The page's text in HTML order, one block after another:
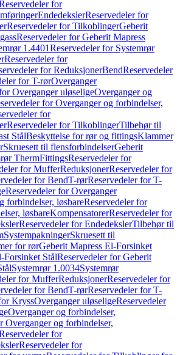
for
EndedekslerReservedeler for
Reservedeler for TilkoblingerGeberit
Reservedeler for Geberit Mapress
1.4401Reservedeler for Systemrør
Reservedeler for
for ReduksjonerBendReservedeler
for T-rørOverganger
Overganger uløseligeOverganger og
for Overganger og forbindelser,
for
Reservedeler for TilkoblingerTilbehør til
StålBeskyttelse for rør og fittingsKlammer
Skruesett til flensforbindelserGeberit
ThermFittingsReservedeler for
for MufferReduksjonerReservedeler for
for BendT-rørReservedeler for T-
Reservedeler for Overganger
forbindelser, løsbareReservedeler for
løsbareKompensatorerReservedeler for
Reservedeler for EndedekslerTilbehør til
SystempakningerSkruesett til
for rørGeberit Mapress El-Forsinket
Forsinket StålReservedeler for Geberit
Systemrør 1.0034Systemrør
for MufferReduksjonerReservedeler for
for BendT-rørReservedeler for T-
KryssOverganger uløseligeReservedeler
Overganger og forbindelser,
Overganger og forbindelser,
for
Reservedeler for